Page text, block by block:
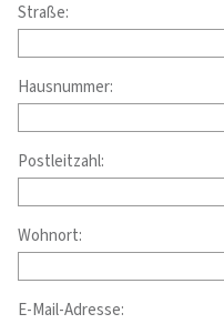
Straße:
Hausnummer:
Postleitzahl:
Wohnort:
E-Mail-Adresse: